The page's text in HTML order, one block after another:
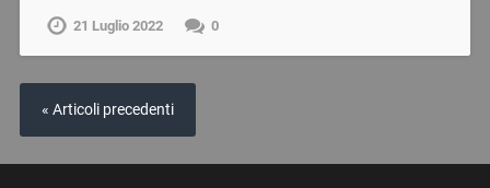
21 Luglio 2022 0
« Articoli precedenti